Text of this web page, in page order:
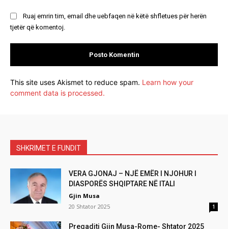
Ruaj emrin tim, email dhe uebfaqen në këtë shfletues për herën
tjetër që komentoj.
This site uses Akismet to reduce spam. Learn how your
comment data is processed.
SHKRIMET E FUNDIT
VERA GJONAJ – NJË EMËR I NJOHUR I
DIASPORËS SHQIPTARE NË ITALI
Gjin Musa
20 Shtator 2025
1
Pregaditi Gjin Musa-Rome- Shtator 2025